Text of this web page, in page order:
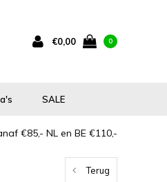
€0,00 0
SALE
€85,- NL en BE €110,-
Terug